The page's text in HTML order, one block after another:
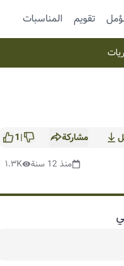
تقویم المناسبات
مشاركة |
1
منذ 12 سنة ١.٣K